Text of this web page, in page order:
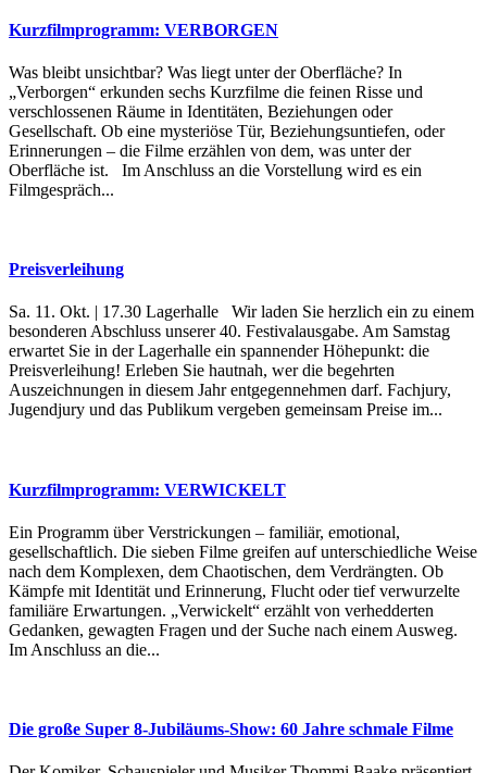
Kurzfilmprogramm: VERBORGEN
Was bleibt unsichtbar? Was liegt unter der Oberfläche? In
„Verborgen“ erkunden sechs Kurzfilme die feinen Risse und
verschlossenen Räume in Identitäten, Beziehungen oder
Gesellschaft. Ob eine mysteriöse Tür, Beziehungsuntiefen, oder
Erinnerungen – die Filme erzählen von dem, was unter der
Oberfläche ist. Im Anschluss an die Vorstellung wird es ein
Filmgespräch...
Preisverleihung
Sa. 11. Okt. | 17.30 Lagerhalle Wir laden Sie herzlich ein zu einem
besonderen Abschluss unserer 40. Festivalausgabe. Am Samstag
erwartet Sie in der Lagerhalle ein spannender Höhepunkt: die
Preisverleihung! Erleben Sie hautnah, wer die begehrten
Auszeichnungen in diesem Jahr entgegennehmen darf. Fachjury,
Jugendjury und das Publikum vergeben gemeinsam Preise im...
Kurzfilmprogramm: VERWICKELT
Ein Programm über Verstrickungen – familiär, emotional,
gesellschaftlich. Die sieben Filme greifen auf unterschiedliche Weise
nach dem Komplexen, dem Chaotischen, dem Verdrängten. Ob
Kämpfe mit Identität und Erinnerung, Flucht oder tief verwurzelte
familiäre Erwartungen. „Verwickelt“ erzählt von verhedderten
Gedanken, gewagten Fragen und der Suche nach einem Ausweg.
Im Anschluss an die...
Die große Super 8-Jubiläums-Show: 60 Jahre schmale Filme